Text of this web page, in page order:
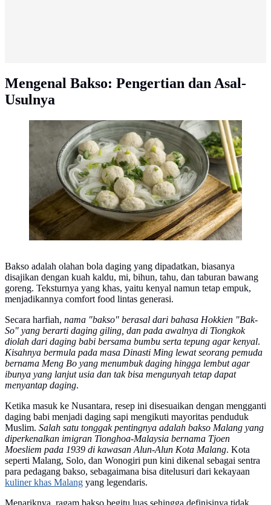
Mengenal Bakso: Pengertian dan Asal-
Usulnya
Ilustrasi bakso sapi/credit: Freepik.com
Bakso adalah olahan bola daging yang dipadatkan, biasanya
disajikan dengan kuah kaldu, mi, bihun, tahu, dan taburan bawang
goreng. Teksturnya yang khas, yaitu kenyal namun tetap empuk,
menjadikannya comfort food lintas generasi.
Secara harfiah, nama "bakso" berasal dari bahasa Hokkien "Bak-
So" yang berarti daging giling, dan pada awalnya di Tiongkok
diolah dari daging babi bersama bumbu serta tepung agar kenyal.
Kisahnya bermula pada masa Dinasti Ming lewat seorang pemuda
bernama Meng Bo yang menumbuk daging hingga lembut agar
ibunya yang lanjut usia dan tak bisa mengunyah tetap dapat
menyantap daging.
Ketika masuk ke Nusantara, resep ini disesuaikan dengan mengganti
daging babi menjadi daging sapi mengikuti mayoritas penduduk
Muslim. Salah satu tonggak pentingnya adalah bakso Malang yang
diperkenalkan imigran Tionghoa-Malaysia bernama Tjoen
Moesliem pada 1939 di kawasan Alun-Alun Kota Malang. Kota
seperti Malang, Solo, dan Wonogiri pun kini dikenal sebagai sentra
para pedagang bakso, sebagaimana bisa ditelusuri dari kekayaan
kuliner khas Malang yang legendaris.
Menariknya, ragam bakso begitu luas sehingga definisinya tidak